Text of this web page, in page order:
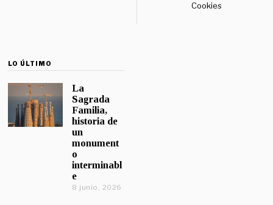
Cookies
LO ÚLTIMO
La
Sagrada
Familia,
historia de
un
monument
o
interminabl
e
8 junio, 2026